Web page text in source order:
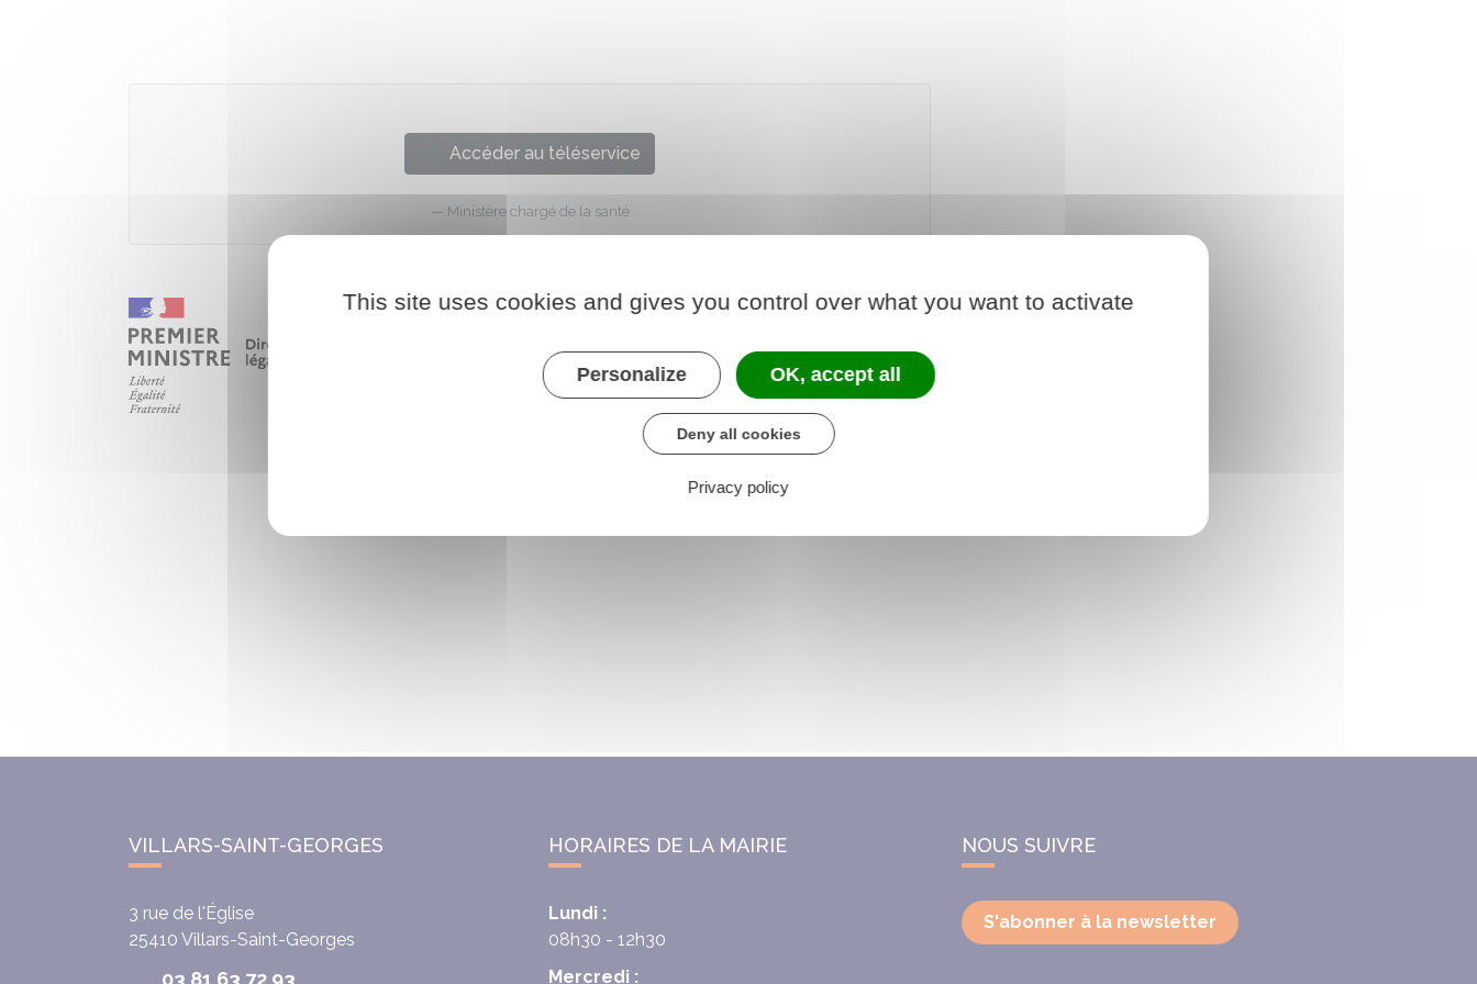
Accéder au téléservice
Ministère chargé de la santé
VILLARS-SAINT-GEORGES
3 rue de l'Église
25410 Villars-Saint-Georges
HORAIRES DE LA MAIRIE
Lundi :
08h30 - 12h30
Mercredi :
NOUS SUIVRE
S'abonner à la newsletter
This site uses cookies and gives you control over what you want to activate
Personalize OK, accept all
Deny all cookies
Privacy policy